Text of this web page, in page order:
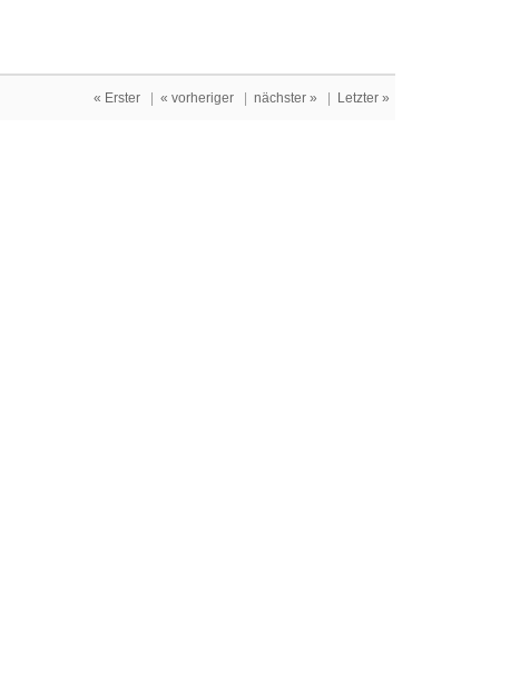
« Erster « vorheriger nächster » Letzter »